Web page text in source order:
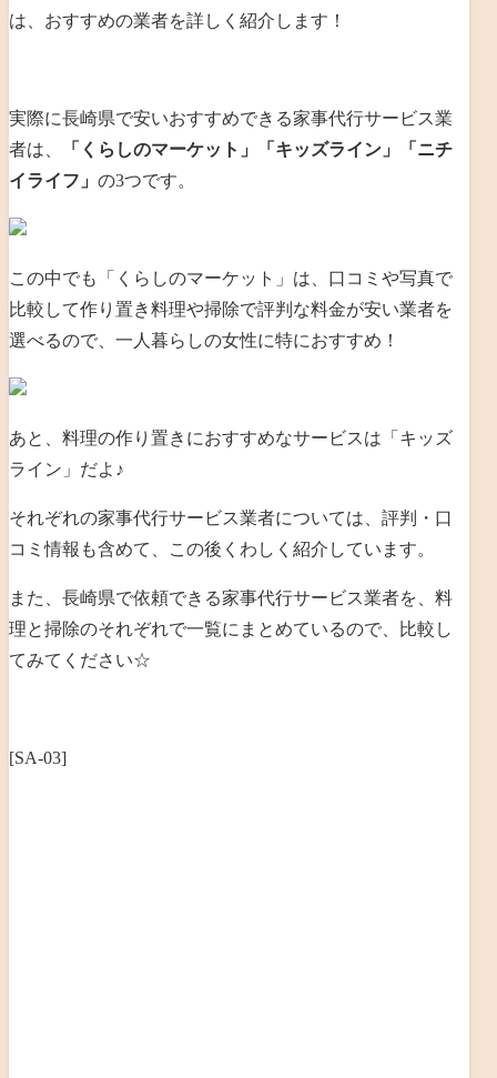
は、おすすめの業者を詳しく紹介します！
実際に長崎県で安いおすすめできる家事代行サービス業
者は、
「くらしのマーケット」「キッズライン」「ニチ
イライフ」 の3つです。
この中でも「くらしのマーケット」は、口コミや写真で
比較して作り置き料理や掃除で評判な料金が安い業者を
選べるので、一人暮らしの女性に特におすすめ！
あと、料理の作り置きにおすすめなサービスは「キッズ
ライン」だよ♪
それぞれの家事代行サービス業者については、評判・口
コミ情報も含めて、この後くわしく紹介しています。
また、長崎県で依頼できる家事代行サービス業者を、料
理と掃除のそれぞれで一覧にまとめているので、比較し
てみてください☆
[SA-03]